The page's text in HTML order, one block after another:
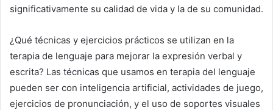
significativamente su calidad de vida y la de su comunidad.
¿Qué técnicas y ejercicios prácticos se utilizan en la
terapia de lenguaje para mejorar la expresión verbal y
escrita? Las técnicas que usamos en terapia del lenguaje
pueden ser con inteligencia artificial, actividades de juego,
ejercicios de pronunciación, y el uso de soportes visuales